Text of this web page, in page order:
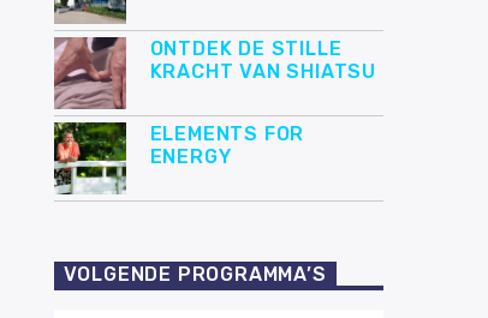
ONTDEK DE STILLE
KRACHT VAN SHIATSU
ELEMENTS FOR
ENERGY
VOLGENDE PROGRAMMA’S